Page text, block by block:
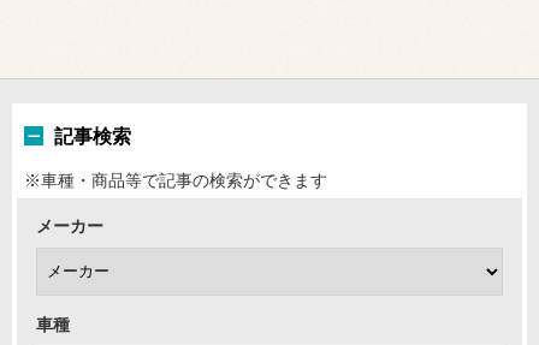
記事検索
※車種・商品等で記事の検索ができます
メーカー
車種